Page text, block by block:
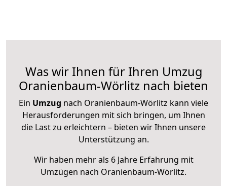
Was wir Ihnen für Ihren Umzug
Oranienbaum-Wörlitz nach bieten
Ein Umzug nach Oranienbaum-Wörlitz kann viele
Herausforderungen mit sich bringen, um Ihnen
die Last zu erleichtern – bieten wir Ihnen unsere
Unterstützung an.
Wir haben mehr als 6 Jahre Erfahrung mit
Umzügen nach Oranienbaum-Wörlitz.